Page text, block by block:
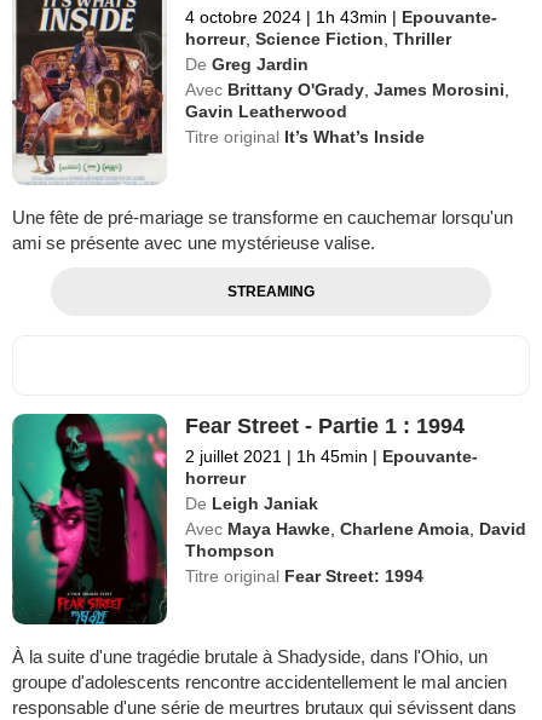
4 octobre 2024 | 1h 43min | Epouvante-
horreur,Science Fiction ,Thriller
De Greg Jardin
Avec Brittany O'Grady ,James Morosini
Gavin Leatherwood
Titre original It’s What’s Inside
Une fête de pré-mariage se transforme en cauchemar lorsqu'un
ami se présente avec une mystérieuse valise.
STREAMING
Fear Street - Partie 1 : 1994
2 juillet 2021 | 1h 45min | Epouvante-
horreur
De Leigh Janiak
Avec Maya Hawke ,Charlene Amoia David
Thompson
Titre original Fear Street: 1994
À la suite d'une tragédie brutale à Shadyside, dans l'Ohio, un
groupe d'adolescents rencontre accidentellement le mal ancien
responsable d'une série de meurtres brutaux qui sévissent dans